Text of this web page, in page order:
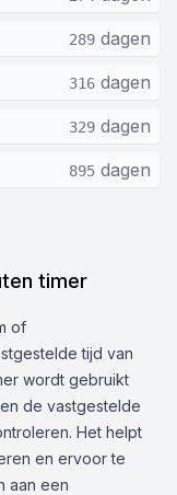
289 dagen
316 dagen
329 dagen
895 dagen
timer
of
tijd van
wordt gebruikt
de vastgestelde
Het helpt
en ervoor te
aan een